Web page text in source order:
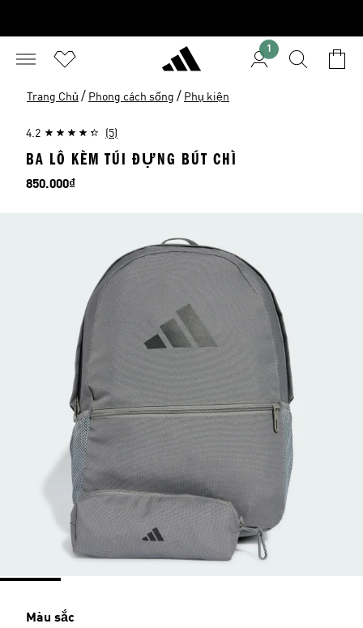
1
Trang Chủ / Phong cách sống / Phụ kiện
4.2 (5)
BA LÔ KÈM TÚI ĐỰNG BÚT CHÌ
Giá
850.000₫
Màu sắc